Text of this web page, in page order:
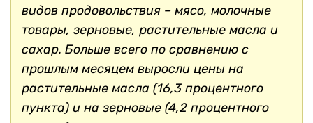
видов продовольствия – мясо, молочные
товары, зерновые, растительные масла и
сахар. Больше всего по сравнению с
прошлым месяцем выросли цены на
растительные масла (16,3 процентного
пункта) и на зерновые (4,2 процентного